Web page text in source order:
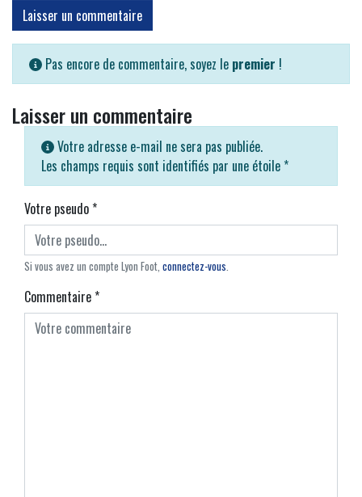
Laisser un commentaire
Pas encore de commentaire, soyez le premier !
Laisser un commentaire
Votre adresse e-mail ne sera pas publiée.
Les champs requis sont identifiés par une étoile *
Votre pseudo*
Si vous avez un compte Lyon Foot, connectez-vous.
Commentaire*